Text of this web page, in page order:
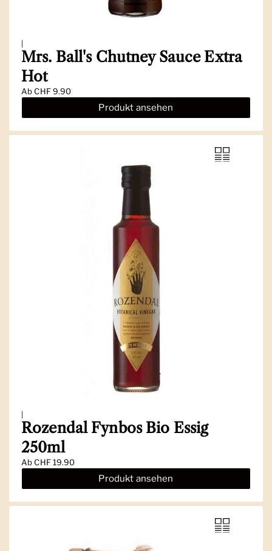
Mrs. Ball's Chutney Sauce Extra
Hot
AbCHF 9.90
Produkt ansehen
Rozendal Fynbos Bio Essig
250ml
AbCHF 19.90
Produkt ansehen